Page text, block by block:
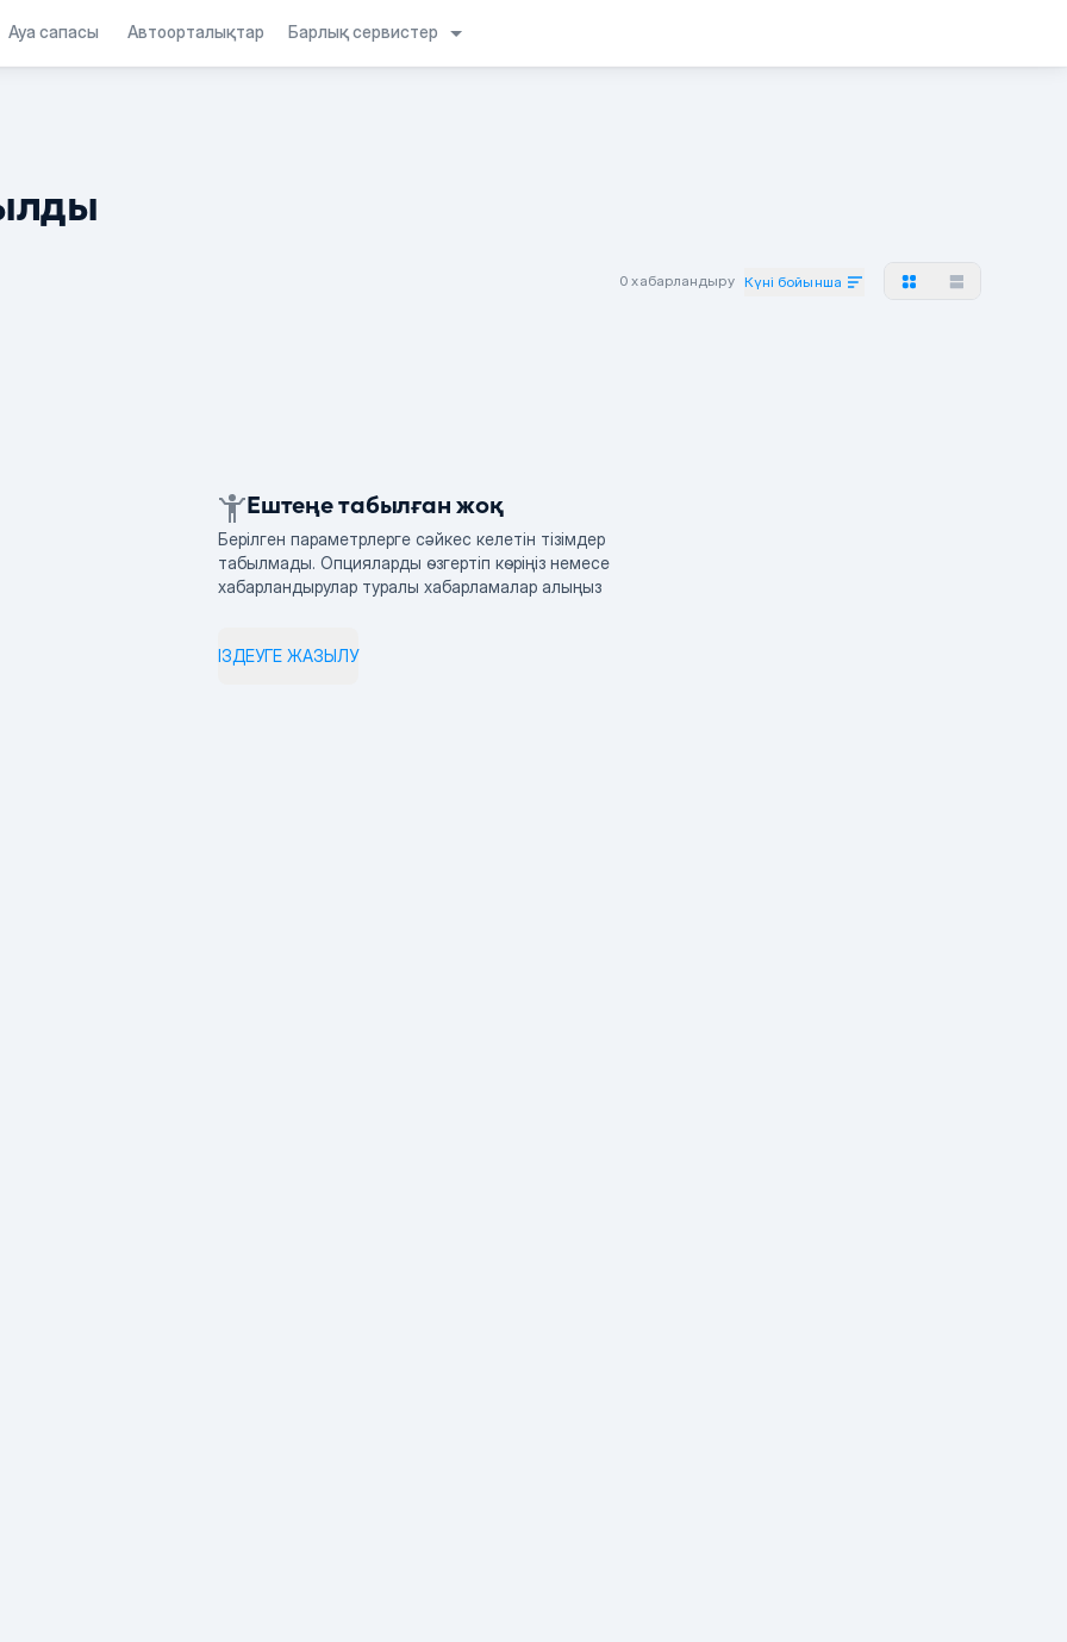
Ауа сапасы Автоорталықтар Барлық сервистер
0 хабарландыру Күні бойынша
Ештеңе табылған жоқ
Берілген параметрлерге сәйкес келетін тізімдер
табылмады. Опцияларды өзгертіп көріңіз немесе
хабарландырулар туралы хабарламалар алыңыз
ІЗДЕУГЕ ЖАЗЫЛУ